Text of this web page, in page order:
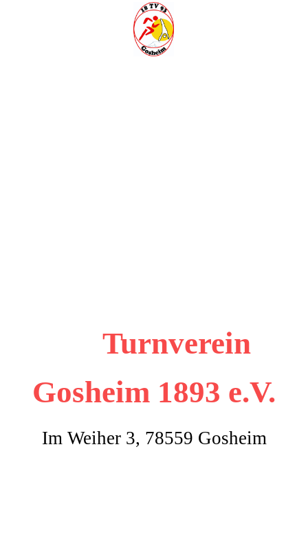
Turnverein
Gosheim 1893 e.V.
Im Weiher 3, 78559 Gosheim